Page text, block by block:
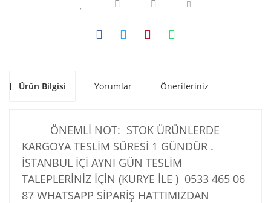
Ürün Bilgisi Yorumlar Önerileriniz
ÖNEMLİ NOT: STOK ÜRÜNLERDE
KARGOYA TESLİM SÜRESİ 1 GÜNDÜR .
İSTANBUL İÇİ AYNI GÜN TESLİM
TALEPLERİNİZ İÇİN (KURYE İLE ) 0533 465 06
87 WHATSAPP SİPARİŞ HATTIMIZDAN